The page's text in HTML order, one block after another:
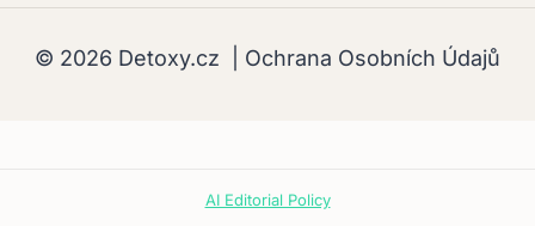
© 2026 Detoxy.cz | Ochrana Osobních Údajů
AI Editorial Policy